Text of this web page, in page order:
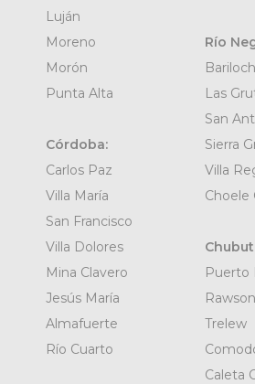
Luján
Moreno
Morón
Punta Alta
Córdoba:
Carlos Paz
Villa María
San Francisco
Villa Dolores
Mina Clavero
Jesús María
Almafuerte
Río Cuarto
Río
Las
San
Sierra
Villa
Choele
Puerto
Rawson
Trelew
Caleta